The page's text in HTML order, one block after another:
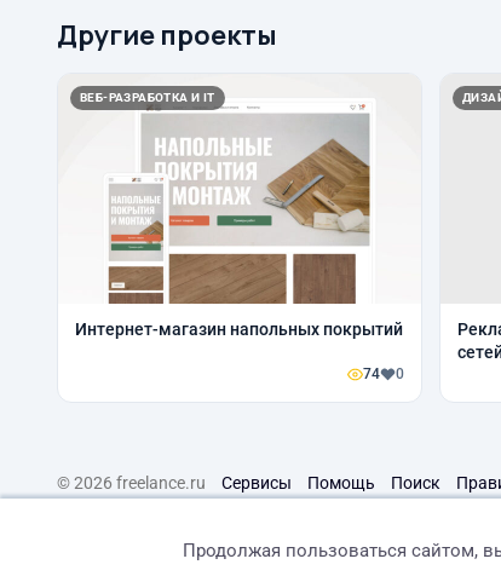
Другие проекты
ВЕБ-РАЗРАБОТКА И IT
Интернет-магазин напольных покрытий
74 0
© 2026 freelance.ru Сервисы Помощь Поиск
Продолжая пользоваться сайтом,